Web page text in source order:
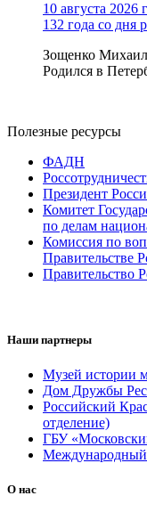
10 августа
132 года со дня
Зощенко
Родился в
Полезные ресурсы
ФАДН
Президент
Комитет
по делам
Комиссия по
Правительстве
Правительство
Наши партнеры
Музей истории
Дом Дружбы
Российский
отделение)
ГБУ
Международный
О нас